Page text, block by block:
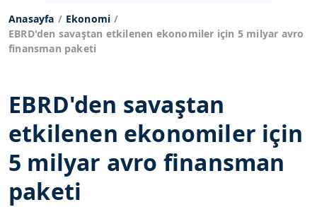
Anasayfa
Ekonomi
EBRD'den savaştan etkilenen ekonomiler için 5 milyar avro
finansman paketi
EBRD'den savaştan
etkilenen ekonomiler için
5 milyar avro finansman
paketi